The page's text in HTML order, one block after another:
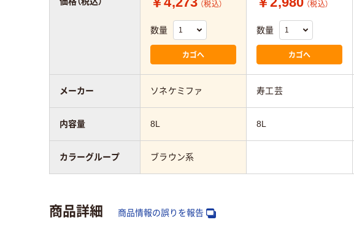
（税込）
数量
カゴへ
（税込）
数量
カゴへ
ソネケミファ 寿工芸
8L 8L
ブラウン系
メーカー
内容量
カラーグループ
商品詳細 商品情報の誤りを報告